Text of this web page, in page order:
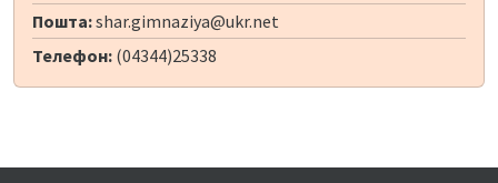
Пошта:shar.gimnaziya@ukr.net
Телефон: (04344)25338